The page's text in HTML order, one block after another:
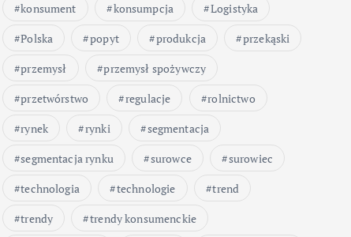
konsument
konsumpcja
Logistyka
Polska
popyt produkcja
przekąski
przemysł
przemysł spożywczy
przetwórstwo
regulacje
rolnictwo
rynek
rynki
segmentacja
segmentacja rynku
surowce
surowiec
technologia
technologie
trend
trendy
trendy konsumenckie